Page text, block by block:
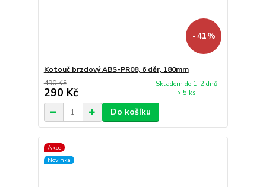
- 41 %
Kotouč brzdový ABS-PR08, 6 děr, 180mm
490 Kč
290 Kč
Skladem do 1-2 dnů
> 5 ks
Do košíku
Akce
Novinka